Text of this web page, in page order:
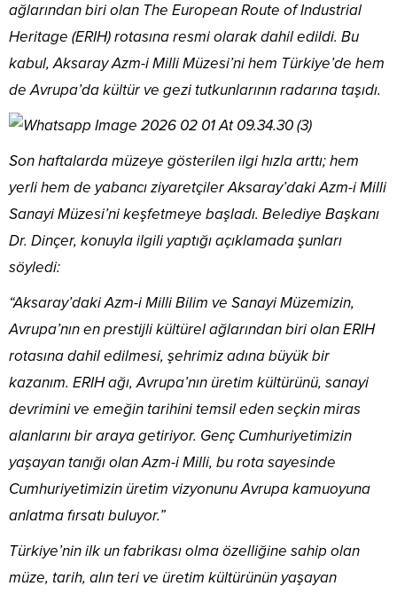
ağlarından biri olan The European Route of Industrial
Heritage (ERIH) rotasına resmi olarak dahil edildi. Bu
kabul, Aksaray Azm-i Milli Müzesi’ni hem Türkiye’de hem
de Avrupa’da kültür ve gezi tutkunlarının radarına taşıdı.
Son haftalarda müzeye gösterilen ilgi hızla arttı; hem
yerli hem de yabancı ziyaretçiler Aksaray’daki Azm-i Milli
Sanayi Müzesi’ni keşfetmeye başladı. Belediye Başkanı
Dr. Dinçer, konuyla ilgili yaptığı açıklamada şunları
söyledi:
“Aksaray’daki Azm-i Milli Bilim ve Sanayi Müzemizin,
Avrupa’nın en prestijli kültürel ağlarından biri olan ERIH
rotasına dahil edilmesi, şehrimiz adına büyük bir
kazanım. ERIH ağı, Avrupa’nın üretim kültürünü, sanayi
devrimini ve emeğin tarihini temsil eden seçkin miras
alanlarını bir araya getiriyor. Genç Cumhuriyetimizin
yaşayan tanığı olan Azm-i Milli, bu rota sayesinde
Cumhuriyetimizin üretim vizyonunu Avrupa kamuoyuna
anlatma fırsatı buluyor.”
Türkiye’nin ilk un fabrikası olma özelliğine sahip olan
müze, tarih, alın teri ve üretim kültürünün yaşayan